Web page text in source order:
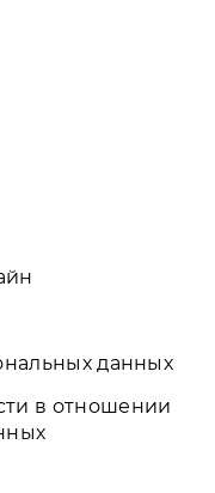
данных
в отношении